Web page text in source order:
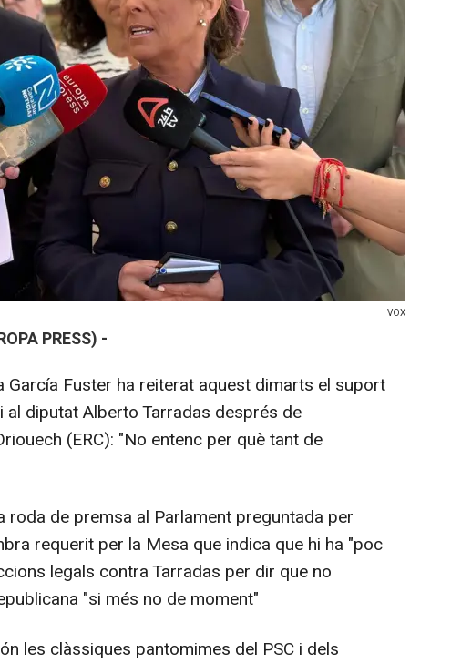
VOX
PRESS) -
García Fuster ha reiterat aquest dimarts el suport
al diputat Alberto Tarradas després de
(ERC): "No entenc per què tant de
roda de premsa al Parlament preguntada per
requerit per la Mesa que indica que hi ha "poc
legals contra Tarradas per dir que no
"si més no de moment"
les clàssiques pantomimes del PSC i dels